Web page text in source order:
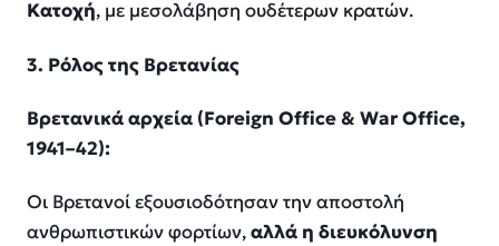
Κατοχή, με μεσολάβηση ουδέτερων κρατών.
3. Ρόλος της Βρετανίας
Βρετανικά αρχεία (Foreign Office & WarOffice,
1941–42):
Οι Βρετανοί εξουσιοδότησαν την αποστολή
ανθρωπιστικών φορτίων,αλλά η διευκόλυνση